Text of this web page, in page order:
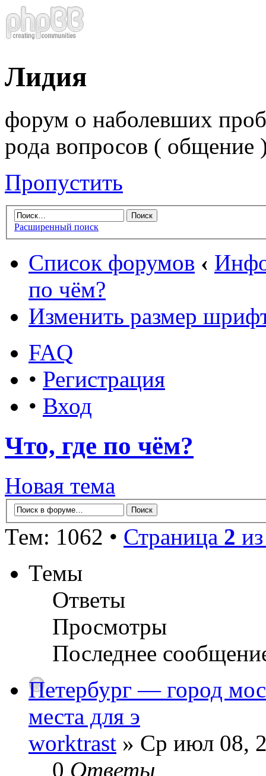
Лидия
форум о наболевших
рода вопросов ( общение
Пропустить
Расширенный поиск
Список форумов ‹
по чём?
Изменить размер
FAQ
• Регистрация
• Вход
Что, где по чём?
Новая тема
Тем: 1062 • Страница 2
Темы
Ответы
Просмотры
Последнее
Петербург — город
места для э
worktrast » Ср июл 08,
0 Ответы